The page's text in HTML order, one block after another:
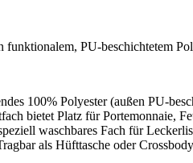
PU-beschichtetem
100% Polyester (außen PU-
bietet Platz für Portemonnaie,
waschbares Fach für
als Hüfttasche oder